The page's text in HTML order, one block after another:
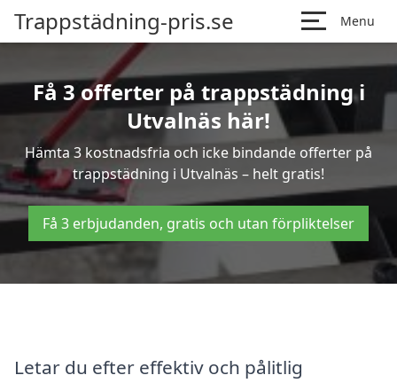
Trappstädning-pris.se Menu
Få 3 offerter på trappstädning i
Utvalnäs här!
Hämta 3 kostnadsfria och icke bindande offerter på
trappstädning i Utvalnäs – helt gratis!
Få 3 erbjudanden, gratis och utan förpliktelser
Letar du efter effektiv och pålitlig